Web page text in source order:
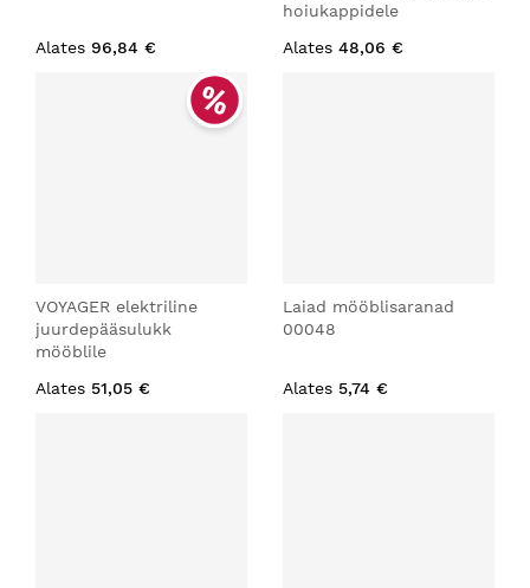
Alates 96,84 €
hoiukappidele
Alates 48,06 €
VOYAGER elektriline
juurdepääsulukk
mööblile
Alates 51,05 €
Laiad mööblisaranad
00048
Alates 5,74 €